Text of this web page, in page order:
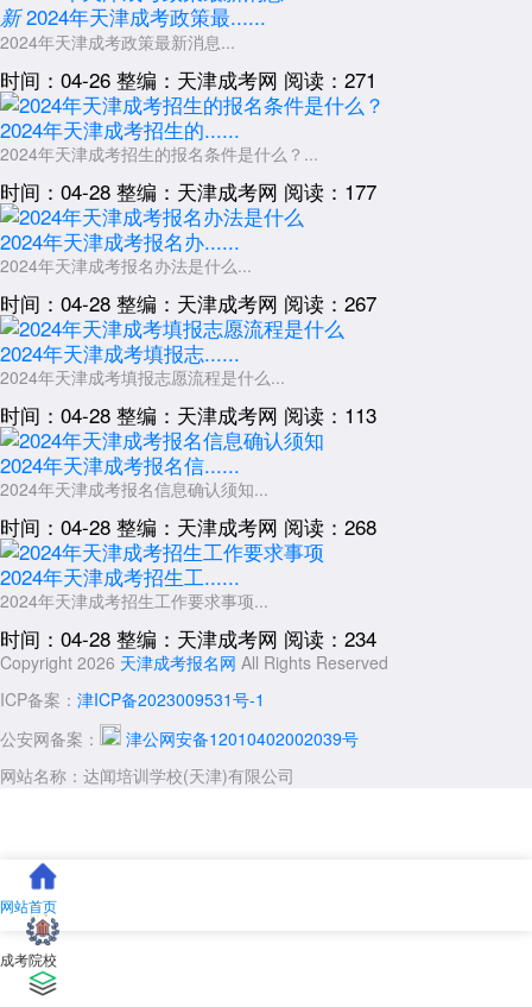
号。任何声称“提前获取内部名额”“包过录取”“代报名占位”的行为均属违
规欺诈，请勿轻信。
总结而言，2026年 天津成考新政策是什么的核心方向可概括为“专业
优化、审核从严、管理规范”。考生应在2026年7月起密切关注官方通
知，提前准备好居住证、学历认证报告等核心材料，并根据专业调整趋势
合理选择报考志愿。成人高考是国家正规学历提升渠道，唯有立足自身实
际、踏实备考，方能顺利通过。
展开全文
新 2024年天津成考政策最......
2024年天津成考政策最新消息...
时间：04-26 整编：天津成考网 阅读：271
2024年天津成考招生的......
2024年天津成考招生的报名条件是什么？...
时间：04-28 整编：天津成考网 阅读：177
2024年天津成考报名办......
2024年天津成考报名办法是什么...
时间：04-28 整编：天津成考网 阅读：267
2024年天津成考填报志......
2024年天津成考填报志愿流程是什么...
时间：04-28 整编：天津成考网 阅读：113
2024年天津成考报名信......
2024年天津成考报名信息确认须知...
时间：04-28 整编：天津成考网 阅读：268
2024年天津成考招生工......
2024年天津成考招生工作要求事项...
时间：04-28 整编：天津成考网 阅读：234
Copyright 2026 天津成考报名网 All Rights Reserved
ICP备案： 津ICP备2023009531号-1
公安网备案：
津公网安备12010402002039号
网站名称：达闻培训学校(天津)有限公司
网站首页
成考院校